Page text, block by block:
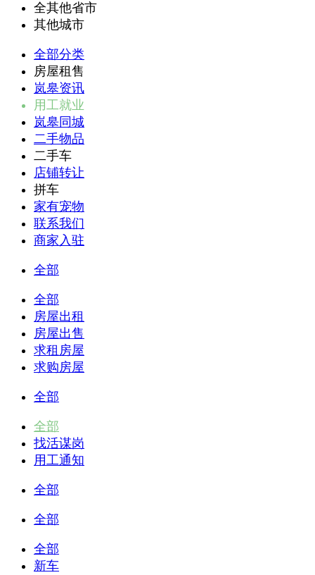
全其他省市
其他城市
全部分类
房屋租售
岚皋资讯
用工就业
岚皋同城
二手物品
二手车
店铺转让
拼车
家有宠物
联系我们
商家入驻
全部
全部
房屋出租
房屋出售
求租房屋
求购房屋
全部
全部
找活谋岗
用工通知
全部
全部
全部
新车